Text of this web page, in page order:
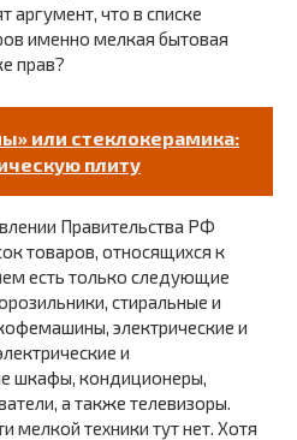
аргумент, что в списке
именно мелкая бытовая
прав?
или стеклокерамика:
плиту
Правительства РФ
товаров, относящихся к
есть только следующие
стиральные и
электрические и
и
шкафы, кондиционеры,
а также телевизоры.
мелкой техники тут нет. Хотя